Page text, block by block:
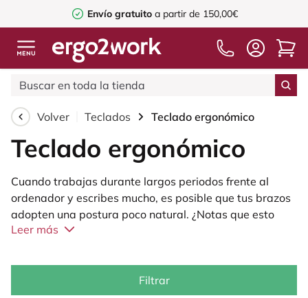
Envío gratuito a partir de 150,00€
Volver Teclados Teclado ergonómico
Teclado ergonómico
Cuando trabajas durante largos periodos frente al
ordenador y escribes mucho, es posible que tus brazos
adopten una postura poco natural. ¿Notas que esto
afecta cada vez más a tus articulaciones y que las
tu postura con herramientas ergonómicas. Una de las
soluciones de nuestra gama es el
Leer más
Filtrar